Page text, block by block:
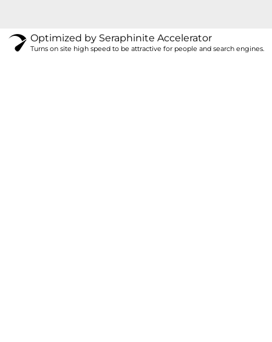
Optimized by Seraphinite Accelerator
Turns on site high speed to be attractive for people and search engines.